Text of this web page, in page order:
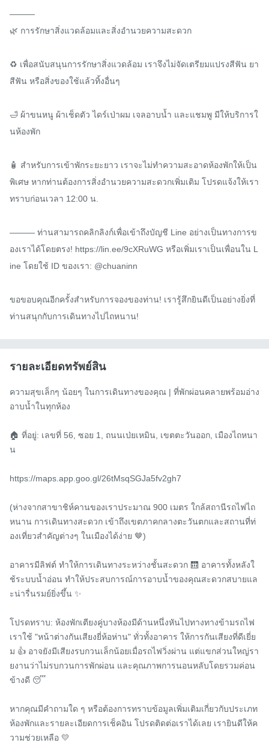
———
🌿 การรักษาสิ่งแวดล้อมและสิ่งอำนวยความสะดวก
♻️ เพื่อสนับสนุนการรักษาสิ่งแวดล้อม เราจึงไม่จัดเตรียมแปรงสีฟัน ยา
สีฟัน หรือสิ่งของใช้แล้วทิ้งอื่นๆ
🛁 ผ้าขนหนู ผ้าเช็ดตัว ไดร์เป่าผม เจลอาบน้ำ และแชมพู มีให้บริการใ
นห้องพัก
🧴 สำหรับการเข้าพักระยะยาว เราจะไม่ทำความสะอาดห้องพักให้เป็น
พิเศษ หากท่านต้องการสิ่งอำนวยความสะดวกเพิ่มเติม โปรดแจ้งให้เรา
ทราบก่อนเวลา 12:00 น.
——— ท่านสามารถคลิกลิงก์เพื่อเข้าถึงบัญชี Line อย่างเป็นทางการข
องเราได้โดยตรง! https://lin.ee/9cXRuWG หรือเพิ่มเราเป็นเพื่อนใน L
ine โดยใช้ ID ของเรา: @chuaninn
ขอขอบคุณอีกครั้งสำหรับการจองของท่าน! เรารู้สึกยินดีเป็นอย่างยิ่งที่
ท่านสนุกกับการเดินทางไปไถหนาน!
รายละเอียดทรัพย์สิน
ความสุขเล็กๆ น้อยๆ ในการเดินทางของคุณ | ที่พักผ่อนคลายพร้อมอ่าง
อาบน้ำในทุกห้อง
🏠 ที่อยู่: เลขที่ 56, ซอย 1, ถนนเป่ยเหมิน, เขตตะวันออก, เมืองไถหนา
น
https://maps.app.goo.gl/26tMsqSGJa5fv2gh7
(ห่างจากสาขาชิห์คานของเราประมาณ 900 เมตร ใกล้สถานีรถไฟไถ
หนาน การเดินทางสะดวก เข้าถึงเขตภาคกลางตะวันตกและสถานที่ท่
องเที่ยวสำคัญต่างๆ ในเมืองได้ง่าย 🤎)
อาคารมีลิฟต์ ทำให้การเดินทางระหว่างชั้นสะดวก 🛗 อาคารทั้งหลังใ
ช้ระบบน้ำอ่อน ทำให้ประสบการณ์การอาบน้ำของคุณสะดวกสบายแล
ะน่ารื่นรมย์ยิ่งขึ้น ✨
โปรดทราบ: ห้องพักเตียงคู่บางห้องมีด้านหนึ่งหันไปทางทางข้ามรถไฟ
เราใช้ "หน้าต่างกันเสียงยี่ห้อห่าน" ทั่วทั้งอาคาร ให้การกันเสียงที่ดีเยี่ย
ม 👍 อาจยังมีเสียงรบกวนเล็กน้อยเมื่อรถไฟวิ่งผ่าน แต่แขกส่วนใหญ่รา
ยงานว่าไม่รบกวนการพักผ่อน และคุณภาพการนอนหลับโดยรวมค่อน
ข้างดี 😴
หากคุณมีคำถามใด ๆ หรือต้องการทราบข้อมูลเพิ่มเติมเกี่ยวกับประเภท
ห้องพักและรายละเอียดการเช็คอิน โปรดติดต่อเราได้เลย เรายินดีให้ค
วามช่วยเหลือ 💛